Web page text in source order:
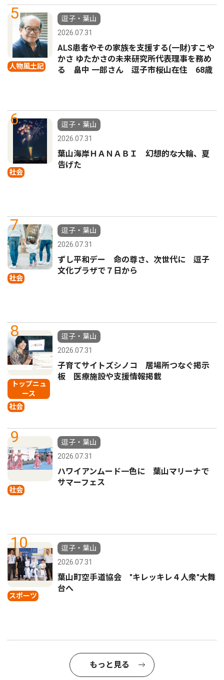
5
人物風土記
逗子・葉山
2026.07.31
ALS患者やその家族を支援する(一財)すこや
かさ ゆたかさの未来研究所代表理事を務め
る 畠中 一郎さん 逗子市桜山在住 68歳
6
社会
逗子・葉山
2026.07.31
葉山海岸ＨＡＮＡＢＩ 幻想的な大輪、夏
告げた
7
社会
逗子・葉山
2026.07.31
ずし平和デー 命の尊さ、次世代に 逗子
文化プラザで７日から
8
トップニュ
ース
社会
逗子・葉山
2026.07.31
子育てサイトズシノコ 居場所つなぐ掲示
板 医療施設や支援情報掲載
9
社会
逗子・葉山
2026.07.31
ハワイアンムード一色に 葉山マリーナで
サマーフェス
10
スポーツ
逗子・葉山
2026.07.31
葉山町空手道協会 "キレッキレ４人衆"大舞
台へ
もっと見る